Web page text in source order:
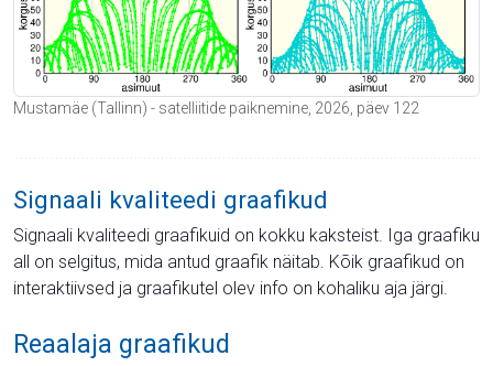
Mustamäe (Tallinn) - satelliitide paiknemine, 2026, päev 122
Signaali kvaliteedi graafikud
Signaali kvaliteedi graafikuid on kokku kaksteist. Iga graafiku
all on selgitus, mida antud graafik näitab. Kõik graafikud on
interaktiivsed ja graafikutel olev info on kohaliku aja järgi.
Reaalaja graafikud